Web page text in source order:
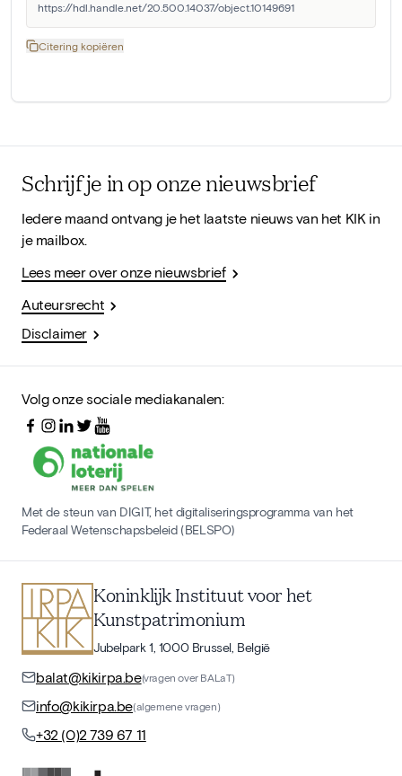
https://hdl.handle.net/20.500.14037/object.10149691
Citering kopiëren
Schrijf je in op onze nieuwsbrief
Iedere maand ontvang je het laatste nieuws van het KIK in
je mailbox.
Lees meer over onze nieuwsbrief
Auteursrecht
Disclaimer
Volg onze sociale mediakanalen:
Met de steun van DIGIT, het digitaliseringsprogramma van het
Federaal Wetenschapsbeleid (BELSPO)
Koninklijk Instituut voor het
Kunstpatrimonium
Jubelpark 1, 1000 Brussel, België
balat@kikirpa.be(vragen over BALaT)
info@kikirpa.be(algemene vragen)
+32 (0)2 739 67 11